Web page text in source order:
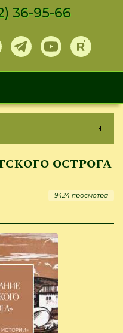
36-95-66
острога
9424 просмотра